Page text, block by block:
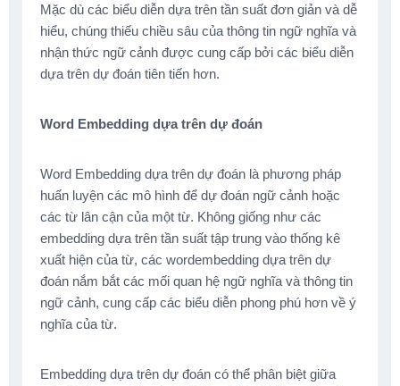
Mặc dù các biểu diễn dựa trên tần suất đơn giản và dễ
hiểu, chúng thiếu chiều sâu của thông tin ngữ nghĩa và
nhận thức ngữ cảnh được cung cấp bởi các biểu diễn
dựa trên dự đoán tiên tiến hơn.
Word Embedding dựa trên dự đoán
Word Embedding dựa trên dự đoán là phương pháp
huấn luyện các mô hình để dự đoán ngữ cảnh hoặc
các từ lân cận của một từ. Không giống như các
embedding dựa trên tần suất tập trung vào thống kê
xuất hiện của từ, các wordembedding dựa trên dự
đoán nắm bắt các mối quan hệ ngữ nghĩa và thông tin
ngữ cảnh, cung cấp các biểu diễn phong phú hơn về ý
nghĩa của từ.
Embedding dựa trên dự đoán có thể phân biệt giữa